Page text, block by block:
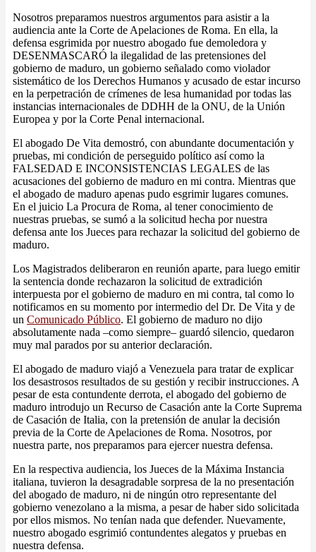
Nosotros preparamos nuestros argumentos para asistir a la
audiencia ante la Corte de Apelaciones de Roma. En ella, la
defensa esgrimida por nuestro abogado fue demoledora y
DESENMASCARÓ la ilegalidad de las pretensiones del
gobierno de maduro, un gobierno señalado como violador
sistemático de los Derechos Humanos y acusado de estar incurso
en la perpetración de crímenes de lesa humanidad por todas las
instancias internacionales de DDHH de la ONU, de la Unión
Europea y por la Corte Penal internacional.
El abogado De Vita demostró, con abundante documentación y
pruebas, mi condición de perseguido político así como la
FALSEDAD E INCONSISTENCIAS LEGALES de las
acusaciones del gobierno de maduro en mi contra. Mientras que
el abogado de maduro apenas pudo esgrimir lugares comunes.
En el juicio La Procura de Roma, al tener conocimiento de
nuestras pruebas, se sumó a la solicitud hecha por nuestra
defensa ante los Jueces para rechazar la solicitud del gobierno de
maduro.
Los Magistrados deliberaron en reunión aparte, para luego emitir
la sentencia donde rechazaron la solicitud de extradición
interpuesta por el gobierno de maduro en mi contra, tal como lo
notificamos en su momento por intermedio del Dr. De Vita y de
un Comunicado Público. El gobierno de maduro no dijo
absolutamente nada –como siempre– guardó silencio, quedaron
muy mal parados por su anterior declaración.
El abogado de maduro viajó a Venezuela para tratar de explicar
los desastrosos resultados de su gestión y recibir instrucciones. A
pesar de esta contundente derrota, el abogado del gobierno de
maduro introdujo un Recurso de Casación ante la Corte Suprema
de Casación de Italia, con la pretensión de anular la decisión
previa de la Corte de Apelaciones de Roma. Nosotros, por
nuestra parte, nos preparamos para ejercer nuestra defensa.
En la respectiva audiencia, los Jueces de la Máxima Instancia
italiana, tuvieron la desagradable sorpresa de la no presentación
del abogado de maduro, ni de ningún otro representante del
gobierno venezolano a la misma, a pesar de haber sido solicitada
por ellos mismos. No tenían nada que defender. Nuevamente,
nuestro abogado esgrimió contundentes alegatos y pruebas en
nuestra defensa.